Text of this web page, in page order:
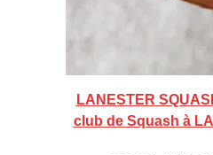
LANESTER
club de Squash à